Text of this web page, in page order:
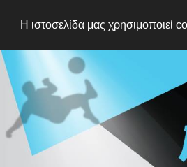
Η ιστοσελίδα μας χρησιμοποιεί